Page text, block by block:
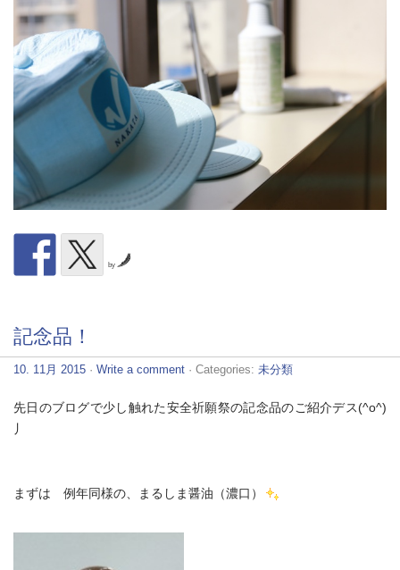
by
記念品！
10. 11月 2015 · Write a comment · Categories: 未分類
先日のブログで少し触れた安全祈願祭の記念品のご紹介デス(^o^)
丿
まずは 例年同様の、まるしま醤油（濃口）